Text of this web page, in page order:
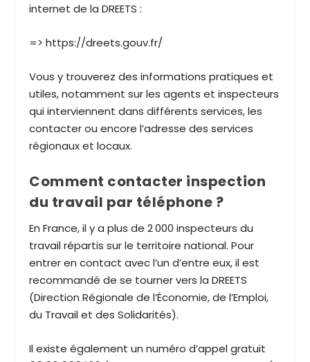
internet de la DREETS :
=> https://dreets.gouv.fr/
Vous y trouverez des informations pratiques et
utiles, notamment sur les agents et inspecteurs
qui interviennent dans différents services, les
contacter ou encore l’adresse des services
régionaux et locaux.
Comment contacter inspection
du travail par téléphone ?
En France, il y a plus de 2 000 inspecteurs du
travail répartis sur le territoire national. Pour
entrer en contact avec l’un d’entre eux, il est
recommandé de se tourner vers la DREETS
(Direction Régionale de l’Économie, de l’Emploi,
du Travail et des Solidarités).
Il existe également un numéro d’appel gratuit